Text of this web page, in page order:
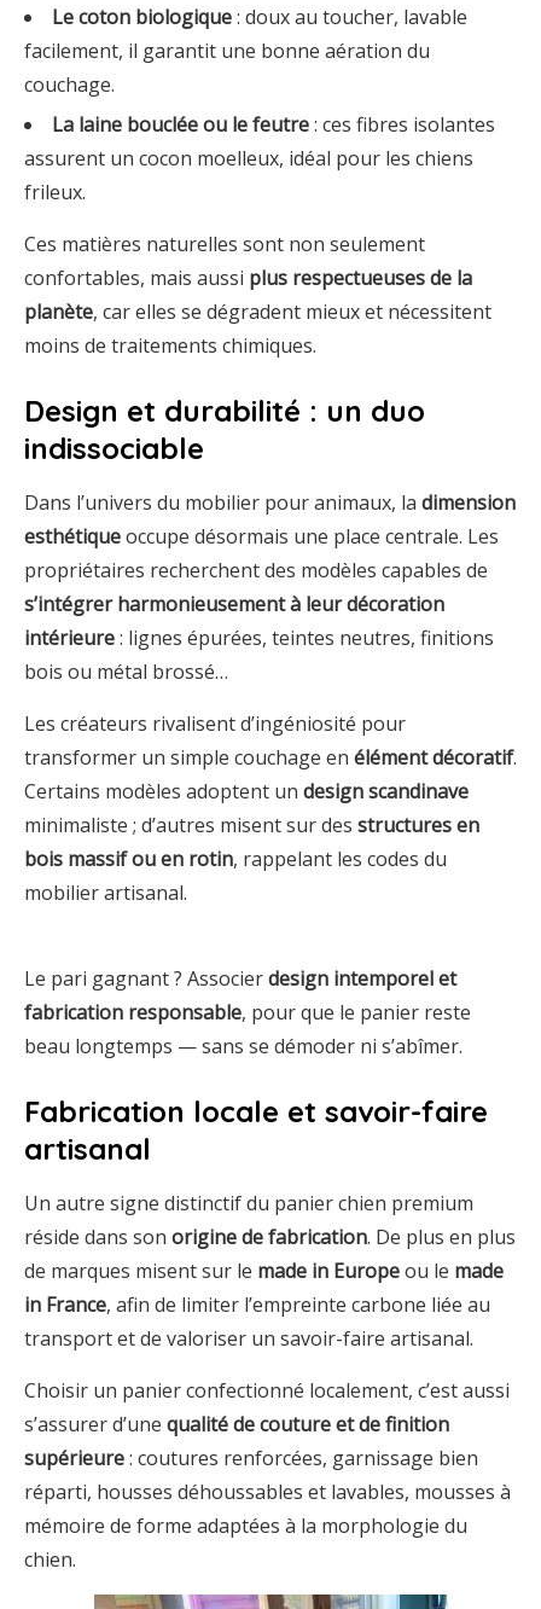
Le coton biologique: doux au toucher, lavable
facilement, il garantit une bonne aération du
couchage.
La laine bouclée ou le feutre: ces fibres isolantes
assurent un cocon moelleux, idéal pour les chiens
frileux.
Ces matières naturelles sont non seulement
confortables, mais aussi plus respectueuses de la
planète, car elles se dégradent mieux et nécessitent
moins de traitements chimiques.
Design et durabilité : un duo
indissociable
Dans l’univers du mobilier pour animaux, la dimension
esthétiqueoccupe désormais une place centrale. Les
propriétaires recherchent des modèles capables de
s’intégrer harmonieusement à leur décoration
intérieure: lignes épurées, teintes neutres, finitions
bois ou métal brossé…
Les créateurs rivalisent d’ingéniosité pour
transformer un simple couchage en élément décoratif.
Certains modèles adoptent un design scandinave
minimaliste ; d’autres misent sur des structures en
bois massif ou en rotin, rappelant les codes du
mobilier artisanal.
Le pari gagnant ? Associerdesign intemporel et
fabrication responsable, pour que le panier reste
beau longtemps — sans se démoder ni s’abîmer.
Fabrication locale et savoir-faire
artisanal
Un autre signe distinctif du panier chien premium
réside dans son origine de fabrication. De plus en plus
de marques misent sur le made in Europeou le made
in France, afin de limiter l’empreinte carbone liée au
transport et de valoriser un savoir-faire artisanal.
Choisir un panier confectionné localement, c’est aussi
s’assurer d’une qualité de couture et de finition
supérieure: coutures renforcées, garnissage bien
réparti, housses déhoussables et lavables, mousses à
mémoire de forme adaptées à la morphologie du
chien.